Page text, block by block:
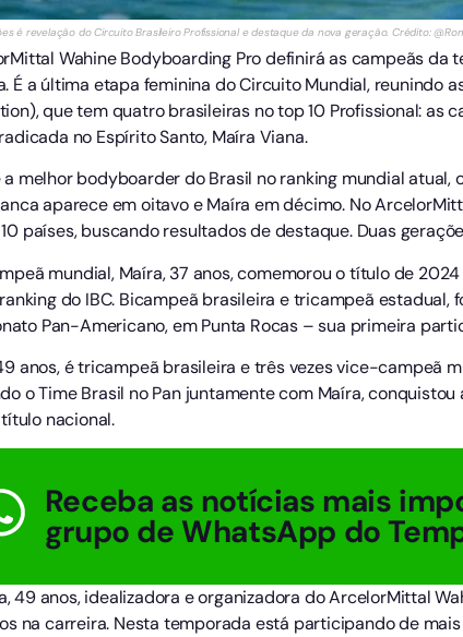
é revelação do Circuito Brasileiro Profissional e destaque da nova geração. Crédito:
Wahine Bodyboarding Pro definirá as campeãs da
É a última etapa feminina do Circuito Mundial, reunindo
que tem quatro brasileiras no top 10 Profissional: as
no Espírito Santo, Maíra Viana.
a melhor bodyboarder do Brasil no ranking mundial
aparece em oitavo e Maíra em décimo. No
países, buscando resultados de destaque. Duas
mundial, Maíra, 37 anos, comemorou o título de
do IBC. Bicampeã brasileira e tricampeã estadual,
Pan-Americano, em Punta Rocas – sua primeira
anos, é tricampeã brasileira e três vezes vice-campeã
o Time Brasil no Pan juntamente com Maíra,
nacional.
Receba as notícias mais
grupo de WhatsApp do
49 anos, idealizadora e organizadora do ArcelorMittal
na carreira. Nesta temporada está participando de